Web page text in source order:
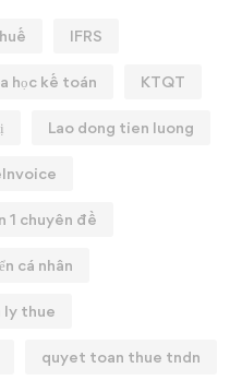
IFRS
học kế toán KTQT
Lao dong tien luong
1 chuyên đề
cá nhân
ly thue
quyet toan thue tndn